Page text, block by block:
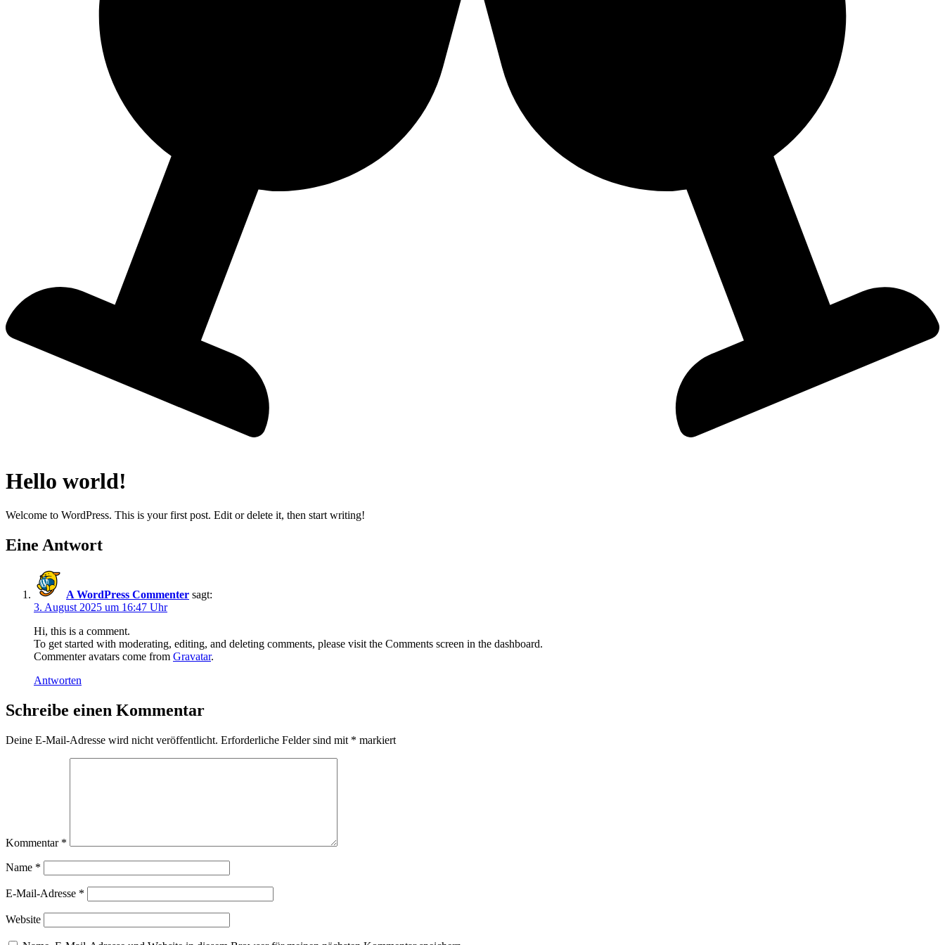
Hello world!
Welcome to WordPress. This is your first post. Edit or delete it, then start writing!
Eine Antwort
A WordPress Commenter sagt:
3. August 2025 um 16:47 Uhr
Hi, this is a comment.
To get started with moderating, editing, and deleting comments, please visit the Comments screen in the dashboard.
Commenter avatars come from Gravatar.
Antworten
Schreibe einen Kommentar
Deine E-Mail-Adresse wird nicht veröffentlicht. Erforderliche Felder sind mit * markiert
Kommentar *
Name *
E-Mail-Adresse *
Website